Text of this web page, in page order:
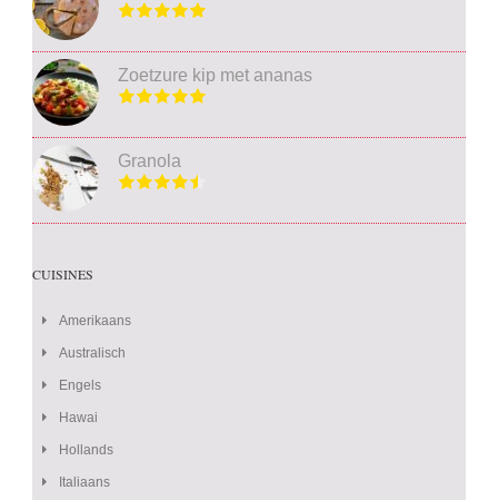
Zoetzure kip met ananas
Granola
CUISINES
Amerikaans
Australisch
Engels
Hawai
Hollands
Italiaans